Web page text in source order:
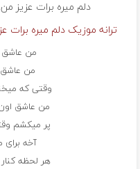
دلم میره برات عزیز
ترانه موزیک دلم میره
من
من
وقتی که
من عاشق
پر میکشم
آخه برای
هر لحظه کنار